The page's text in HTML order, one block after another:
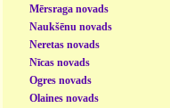
Mērsraga novads
Naukšēnu novads
Neretas novads
Nīcas novads
Ogres novads
Olaines novads